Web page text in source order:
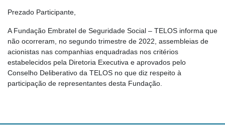
Prezado Participante,
A Fundação Embratel de Seguridade Social – TELOS informa que
não ocorreram, no segundo trimestre de 2022, assembleias de
acionistas nas companhias enquadradas nos critérios
estabelecidos pela Diretoria Executiva e aprovados pelo
Conselho Deliberativo da TELOS no que diz respeito à
participação de representantes desta Fundação.